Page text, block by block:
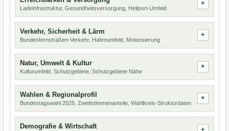
Ladeinfrastruktur, Gesundheitsversorgung, Heliport-Umfeld
Verkehr, Sicherheit & Lärm
Bundesfernstraßen-Verkehr, Hafenumfeld, Motorisierung
Natur, Umwelt & Kultur
Kulturumfeld, Schutzgebiete, Schutzgebiete Nähe
Wahlen & Regionalprofil
Bundestagswahl 2025, Zweitstimmenanteile, Wahlkreis-Strukturdaten
Demografie & Wirtschaft